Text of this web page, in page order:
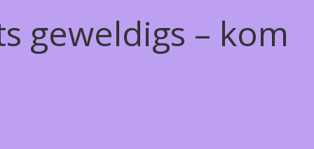
geweldigs – kom